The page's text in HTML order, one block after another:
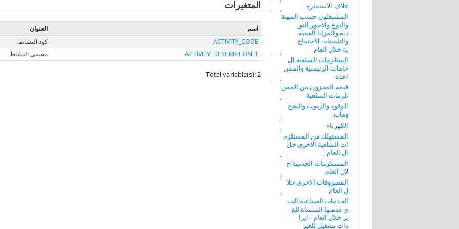
غلاف الاستمارة
المشتغلون حسب المهنة
والنوع والاجور النق
دية والمزايا العينية
والتامينات الاجتماع
ية خلال العام
الستلزمات السلعية ال
خامات الرئيسية والمس
اعدة
قيمة المخزون من المس
تلزمات السلعية
الوقود والزيوت والشح
ومات
الكهرباء
المستهلك من المستلزم
ات السلعية الاخرى خل
ال العام
المستلزمات الخدمية خ
لال العام
المصروفات الاخرى خلا
ل العام
الخدمات الصناعية الت
ى قدمتها المنشأة للغ
ير خلال العام - ايرا
دات تشغيل للغير
المتغيرات
اسم العنوان
ACTIVITY_CODE
كود النشاط
ACTIVITY_DESCRIPTION_1
مسمى النشاط
Total variable(s): 2